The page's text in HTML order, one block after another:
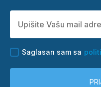
Saglasan sam sa